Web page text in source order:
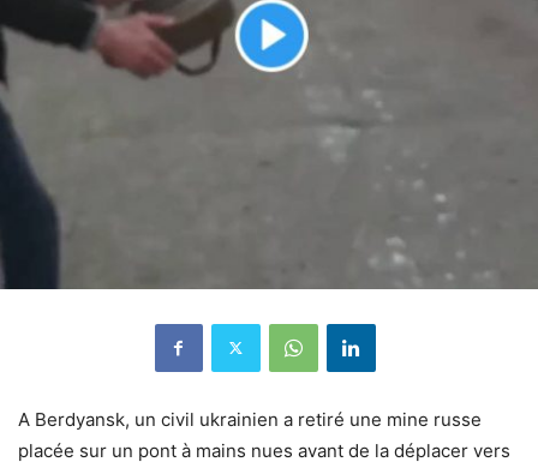
A Berdyansk, un civil ukrainien a retiré une mine russe
placée sur un pont à mains nues avant de la déplacer vers